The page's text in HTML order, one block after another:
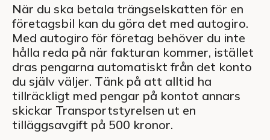
När du ska betala trängselskatten för en
företagsbil kan du göra det med autogiro.
Med autogiro för företag behöver du inte
hålla reda på när fakturan kommer, istället
dras pengarna automatiskt från det konto
du själv väljer. Tänk på att alltid ha
tillräckligt med pengar på kontot annars
skickar Transportstyrelsen ut en
tilläggsavgift på 500 kronor.